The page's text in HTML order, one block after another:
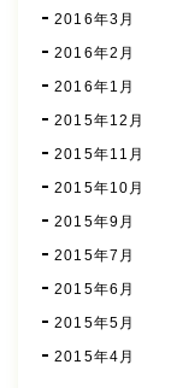
2016年3月
2016年2月
2016年1月
2015年12月
2015年11月
2015年10月
2015年9月
2015年7月
2015年6月
2015年5月
2015年4月